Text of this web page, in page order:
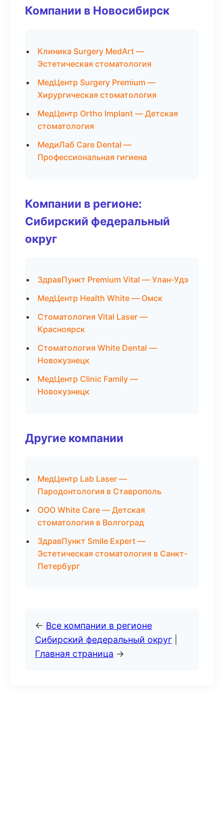
Компании в Новосибирск
Клиника Surgery MedArt —
Эстетическая стоматология
МедЦентр Surgery Premium —
Хирургическая стоматология
МедЦентр Ortho Implant — Детская
стоматология
МедиЛаб Care Dental —
Профессиональная гигиена
Компании в регионе:
Сибирский федеральный
округ
ЗдравПункт Premium Vital — Улан-Удэ
МедЦентр Health White — Омск
Стоматология Vital Laser —
Красноярск
Стоматология White Dental —
Новокузнецк
МедЦентр Clinic Family —
Новокузнецк
Другие компании
МедЦентр Lab Laser —
Пародонтология в Ставрополь
ООО White Care — Детская
стоматология в Волгоград
ЗдравПункт Smile Expert —
Эстетическая стоматология в Санкт-
Петербург
← Все компании в регионе
Сибирский федеральный округ
Главная страница →